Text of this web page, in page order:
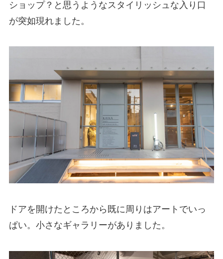
ショップ？と思うようなスタイリッシュな入り口
が突如現れました。
ドアを開けたところから既に周りはアートでいっ
ぱい。小さなギャラリーがありました。